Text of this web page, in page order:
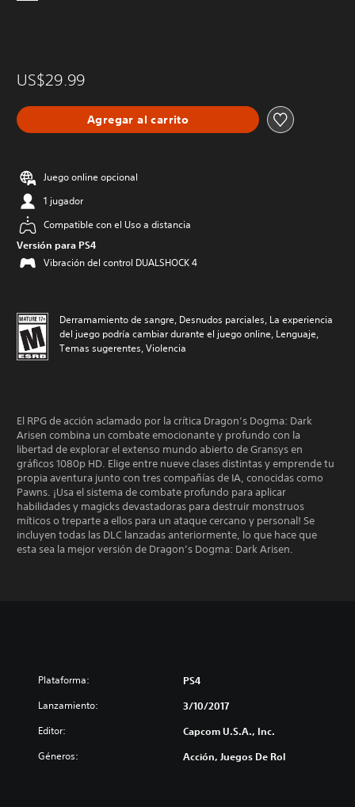
US$29.99
Agregar al carrito
Juego online opcional
1 jugador
Compatible con el Uso a distancia
Versión para PS4
Vibración del control DUALSHOCK 4
Derramamiento de sangre, Desnudos parciales, La experiencia
del juego podría cambiar durante el juego online, Lenguaje,
Temas sugerentes, Violencia
El RPG de acción aclamado por la crítica Dragon’s Dogma: Dark
Arisen combina un combate emocionante y profundo con la
libertad de explorar el extenso mundo abierto de Gransys en
gráficos 1080p HD. Elige entre nueve clases distintas y emprende tu
propia aventura junto con tres compañías de IA, conocidas como
Pawns. ¡Usa el sistema de combate profundo para aplicar
habilidades y magicks devastadoras para destruir monstruos
míticos o treparte a ellos para un ataque cercano y personal! Se
incluyen todas las DLC lanzadas anteriormente, lo que hace que
esta sea la mejor versión de Dragon’s Dogma: Dark Arisen.
Plataforma: PS4
Lanzamiento: 3/10/2017
Editor: Capcom U.S.A., Inc.
Géneros: Acción, Juegos De Rol